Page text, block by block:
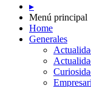
▸
Menú principal
Home
Generales